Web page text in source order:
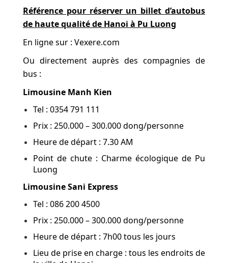
Référence pour réserver un billet d’autobus
de haute qualité de Hanoi à Pu Luong
En ligne sur : Vexere.com
Ou directement auprès des compagnies de
bus :
Limousine Manh Kien
Tel : 0354 791 111
Prix : 250.000 – 300.000 dong/personne
Heure de départ : 7.30 AM
Point de chute : Charme écologique de Pu
Luong
Limousine Sani Express
Tel : 086 200 4500
Prix : 250.000 – 300.000 dong/personne
Heure de départ : 7h00 tous les jours
Lieu de prise en charge : tous les endroits de